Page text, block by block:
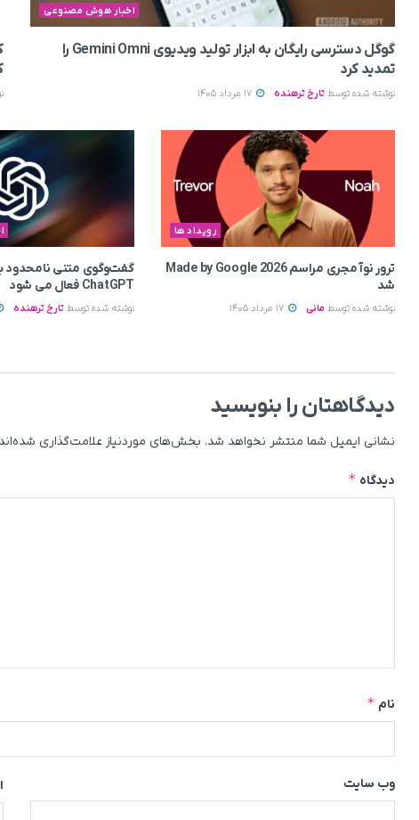
اخبار هوش مصنوعی
گوگل دسترسی رایگان به ابزار تولید ویدیوی Gemini Omni را
تمدید کرد
نوشته شده توسط تارخ ترهنده
رویداد ها
ترور نوآ مجری مراسم Made by Google 2026
شد
نوشته شده توسط مانی
گفت‌وگوی متنی نامحدود
ChatGPT فعال می شود
نوشته شده توسط تارخ ترهنده
دیدگاهتان را بنویسید
نشانی ایمیل شما منتشر نخواهد شد. بخش‌های موردنیاز علامت‌گذاری شده‌اند
دیدگاه *
نام *
وب‌ سایت